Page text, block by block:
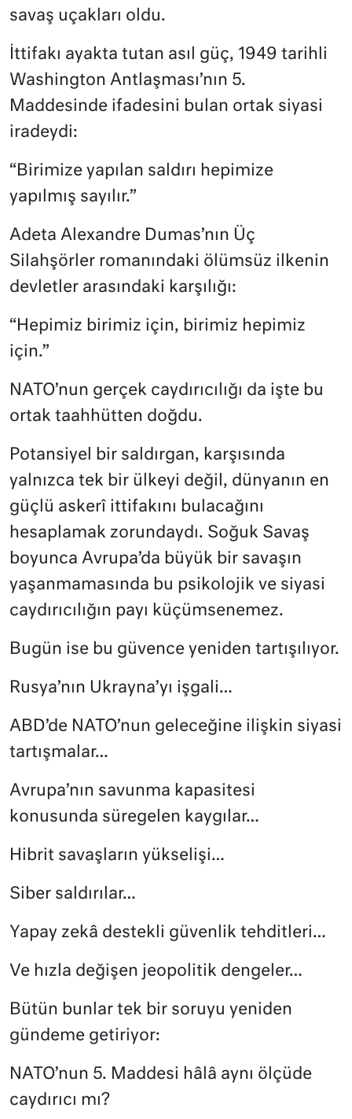
savaş uçakları oldu.
İttifakı ayakta tutan asıl güç, 1949 tarihli
Washington Antlaşması’nın 5.
Maddesinde ifadesini bulan ortak siyasi
iradeydi:
“Birimize yapılan saldırı hepimize
yapılmış sayılır.”
Adeta Alexandre Dumas’nın Üç
Silahşörler romanındaki ölümsüz ilkenin
devletler arasındaki karşılığı:
“Hepimiz birimiz için, birimiz hepimiz
için.”
NATO’nun gerçek caydırıcılığı da işte bu
ortak taahhütten doğdu.
Potansiyel bir saldırgan, karşısında
yalnızca tek bir ülkeyi değil, dünyanın en
güçlü askerî ittifakını bulacağını
hesaplamak zorundaydı. Soğuk Savaş
boyunca Avrupa’da büyük bir savaşın
yaşanmamasında bu psikolojik ve siyasi
caydırıcılığın payı küçümsenemez.
Bugün ise bu güvence yeniden tartışılıyor.
Rusya’nın Ukrayna’yı işgali…
ABD’de NATO’nun geleceğine ilişkin siyasi
tartışmalar…
Avrupa’nın savunma kapasitesi
konusunda süregelen kaygılar…
Hibrit savaşların yükselişi…
Siber saldırılar…
Yapay zekâ destekli güvenlik tehditleri…
Ve hızla değişen jeopolitik dengeler…
Bütün bunlar tek bir soruyu yeniden
gündeme getiriyor:
NATO’nun 5. Maddesi hâlâ aynı ölçüde
caydırıcı mı?